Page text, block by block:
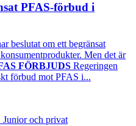
PFAS-förbud i
beslutat om ett begränsat
Men det är
FÖRBJUDS Regeringen
förbud mot PFAS i...
Junior och privat